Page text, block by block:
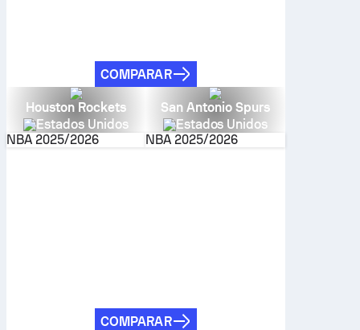
COMPARAR
Houston Rockets
Estados Unidos
NBA 2025/2026
San Antonio Spurs
Estados Unidos
NBA 2025/2026
COMPARAR